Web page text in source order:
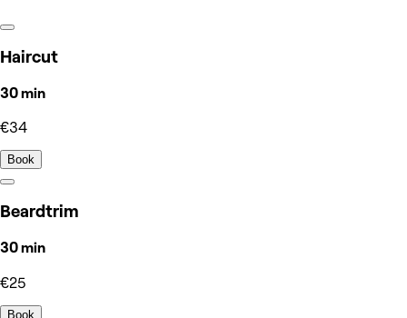
Haircut
30 min
€34
Book
Beardtrim
30 min
€25
Book